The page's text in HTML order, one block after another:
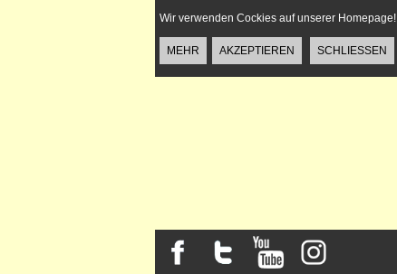
Wir verwenden Cockies auf unserer Homepage!